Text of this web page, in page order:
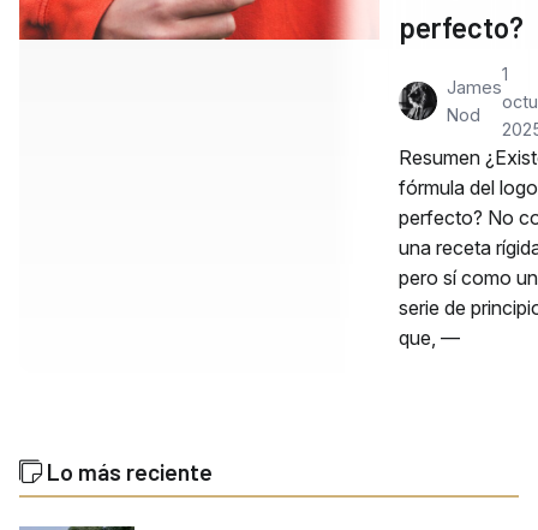
perfecto?
James
Nod
1
Resumen
fórmula del logo
perfecto? No
una receta
pero sí como
serie de
que, —
Lo más reciente